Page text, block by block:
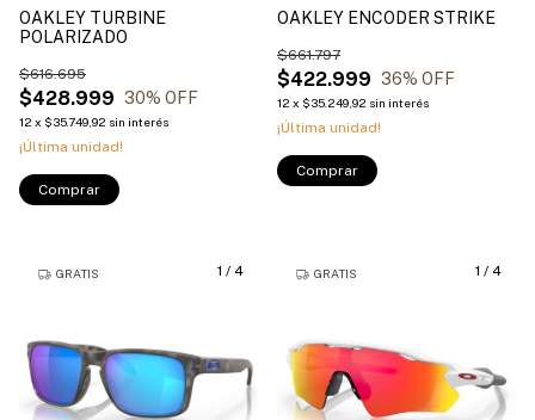
OAKLEY TURBINE
POLARIZADO
$428.999
$616.695
30% OFF
12 x $35.749,92 sin interés
¡Última unidad!
Comprar
OAKLEY ENCODER STRIKE
$422.999
$661.797
36% OFF
12 x $35.249,92 sin interés
¡Última unidad!
Comprar
1 / 4
GRATIS 1 / 4
GRATIS